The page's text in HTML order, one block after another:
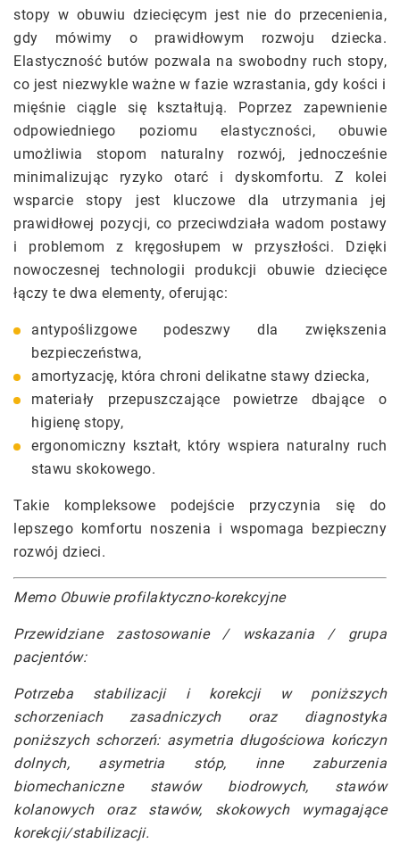
stopy w obuwiu dziecięcym jest nie do przecenienia,
gdy mówimy o prawidłowym rozwoju dziecka.
Elastyczność butów pozwala na swobodny ruch stopy,
co jest niezwykle ważne w fazie wzrastania, gdy kości i
mięśnie ciągle się kształtują. Poprzez zapewnienie
odpowiedniego poziomu elastyczności, obuwie
umożliwia stopom naturalny rozwój, jednocześnie
minimalizując ryzyko otarć i dyskomfortu. Z kolei
wsparcie stopy jest kluczowe dla utrzymania jej
prawidłowej pozycji, co przeciwdziała wadom postawy
i problemom z kręgosłupem w przyszłości. Dzięki
nowoczesnej technologii produkcji obuwie dziecięce
łączy te dwa elementy, oferując:
antypoślizgowe podeszwy dla zwiększenia
bezpieczeństwa,
amortyzację, która chroni delikatne stawy dziecka,
materiały przepuszczające powietrze dbające o
higienę stopy,
ergonomiczny kształt, który wspiera naturalny ruch
stawu skokowego.
Takie kompleksowe podejście przyczynia się do
lepszego komfortu noszenia i wspomaga bezpieczny
rozwój dzieci.
Memo Obuwie profilaktyczno-korekcyjne
Przewidziane zastosowanie / wskazania / grupa
pacjentów:
Potrzeba stabilizacji i korekcji w poniższych
schorzeniach zasadniczych oraz diagnostyka
poniższych schorzeń: asymetria długościowa kończyn
dolnych, asymetria stóp, inne zaburzenia
biomechaniczne stawów biodrowych, stawów
kolanowych oraz stawów, skokowych wymagające
korekcji/stabilizacji.